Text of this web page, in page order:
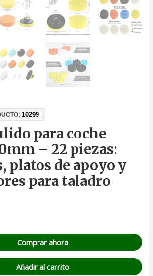
10299
para coche
– 22 piezas:
platos de apoyo y
para taladro
Comprar ahora
Añadir al carrito